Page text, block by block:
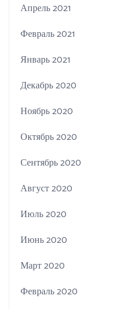
Апрель 2021
Февраль 2021
Январь 2021
Декабрь 2020
Ноябрь 2020
Октябрь 2020
Сентябрь 2020
Август 2020
Июль 2020
Июнь 2020
Март 2020
Февраль 2020